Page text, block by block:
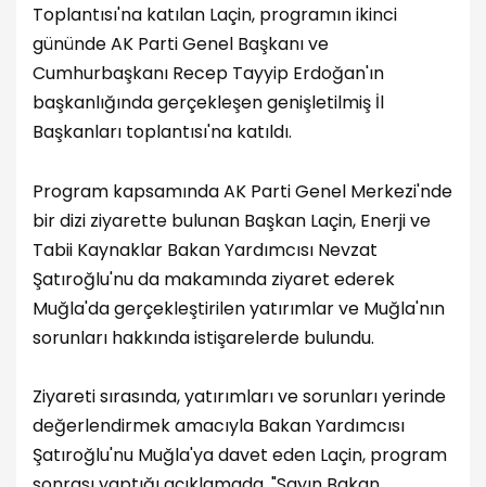
Toplantısı'na katılan Laçin, programın ikinci
gününde AK Parti Genel Başkanı ve
Cumhurbaşkanı Recep Tayyip Erdoğan'ın
başkanlığında gerçekleşen genişletilmiş İl
Başkanları toplantısı'na katıldı.
Program kapsamında AK Parti Genel Merkezi'nde
bir dizi ziyarette bulunan Başkan Laçin, Enerji ve
Tabii Kaynaklar Bakan Yardımcısı Nevzat
Şatıroğlu'nu da makamında ziyaret ederek
Muğla'da gerçekleştirilen yatırımlar ve Muğla'nın
sorunları hakkında istişarelerde bulundu.
Ziyareti sırasında, yatırımları ve sorunları yerinde
değerlendirmek amacıyla Bakan Yardımcısı
Şatıroğlu'nu Muğla'ya davet eden Laçin, program